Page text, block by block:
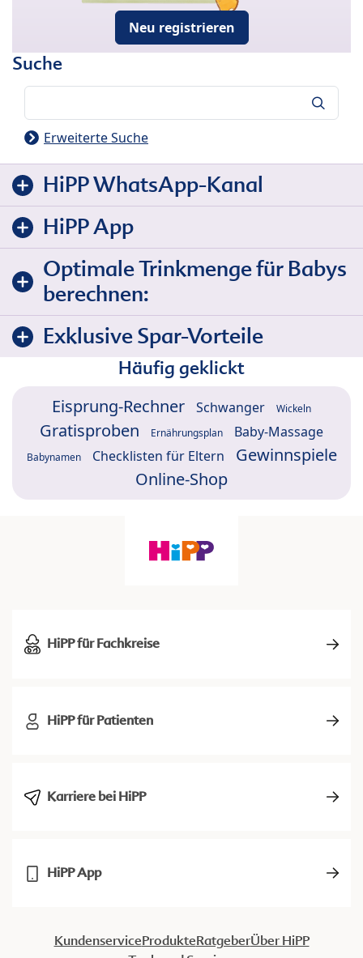
Neu registrieren
Suche
Erweiterte Suche
HiPP WhatsApp-Kanal
HiPP App
Optimale Trinkmenge für Babys
berechnen:
Exklusive Spar-Vorteile
Häufig geklickt
Eisprung-Rechner Schwanger Wickeln
Gratisproben Ernährungsplan Baby-Massage
Babynamen Checklisten für Eltern
Gewinnspiele
Online-Shop
HiPP für Fachkreise
HiPP für Patienten
Karriere bei HiPP
HiPP App
KundenserviceProdukteRatgeberÜber HiPP